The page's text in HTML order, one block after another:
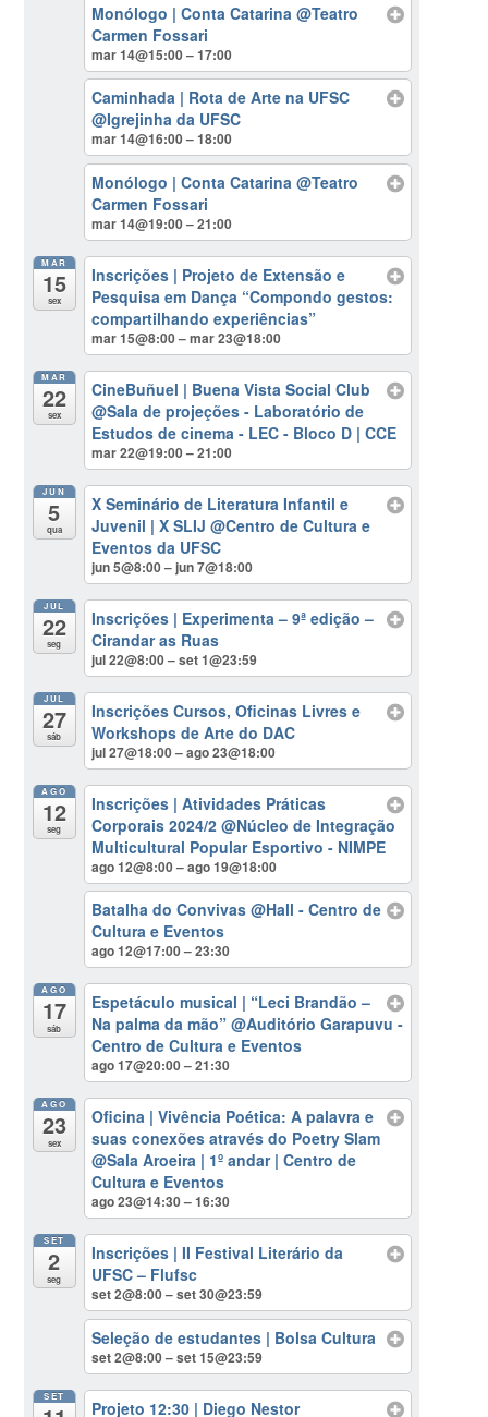
Monólogo | Conta Catarina@Teatro
Carmen Fossari
mar 14@15:00 – 17:00
Caminhada | Rota de Arte na UFSC
@Igrejinha da UFSC
mar 14@16:00 – 18:00
Monólogo | Conta Catarina@Teatro
Carmen Fossari
mar 14@19:00 – 21:00
MAR
15
sex
Inscrições | Projeto de Extensão e
Pesquisa em Dança “Compondo gestos:
compartilhando experiências”
mar 15@8:00 – mar 23@18:00
MAR
22
sex
CineBuñuel | Buena Vista Social Club
@Sala de projeções - Laboratório de
Estudos de cinema - LEC - Bloco D | CCE
mar 22@19:00 – 21:00
JUN
5
qua
X Seminário de Literatura Infantil e
Juvenil | X SLIJ@Centro de Cultura e
Eventos da UFSC
jun 5@8:00 – jun 7@18:00
JUL
22
seg
Inscrições | Experimenta – 9ª edição –
Cirandar as Ruas
jul 22@8:00 – set 1@23:59
JUL
27
sáb
Inscrições Cursos, Oficinas Livres e
Workshops de Arte do DAC
jul 27@18:00 – ago 23@18:00
AGO
12
seg
Inscrições | Atividades Práticas
Corporais 2024/2@Núcleo de Integração
Multicultural Popular Esportivo - NIMPE
ago 12@8:00 – ago 19@18:00
Batalha do Convivas@Hall - Centro de
Cultura e Eventos
ago 12@17:00 – 23:30
AGO
17
sáb
Espetáculo musical | “Leci Brandão –
Na palma da mão”@Auditório Garapuvu -
Centro de Cultura e Eventos
ago 17@20:00 – 21:30
AGO
23
sex
Oficina | Vivência Poética: A palavra e
suas conexões através do Poetry Slam
@Sala Aroeira | 1º andar | Centro de
Cultura e Eventos
ago 23@14:30 – 16:30
SET
2
seg
Inscrições | II Festival Literário da
UFSC – Flufsc
set 2@8:00 – set 30@23:59
Seleção de estudantes | Bolsa Cultura
set 2@8:00 – set 15@23:59
SET
Projeto 12:30 | Diego Nestor